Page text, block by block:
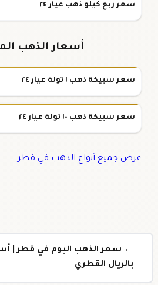
سعر ربع كيلو ذهب عيار ٢٤
أسعار الذهب
سعر سبيكة ذهب ١ تولة عيار ٢٤
سعر سبيكة ذهب ١٠ تولة عيار ٢٤
عرض جميع أنواع الذهب في قطر
بالريال القطري